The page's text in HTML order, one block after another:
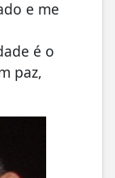
e me
é o
paz,